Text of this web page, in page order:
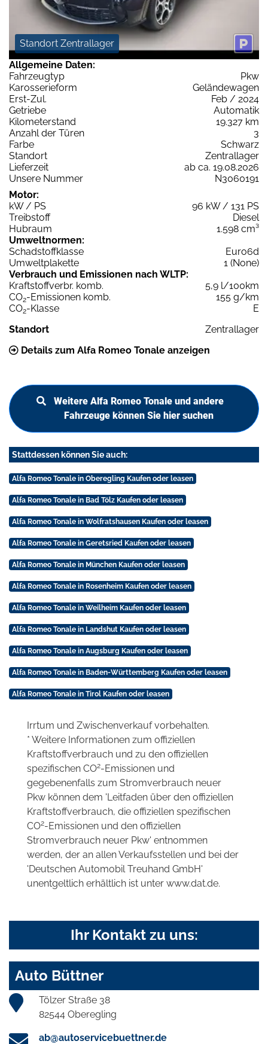
Standort Zentrallager
Allgemeine Daten:
Fahrzeugtyp
Pkw
Karosserieform
Geländewagen
Erst-Zul.
Feb / 2024
Getriebe
Automatik
Kilometerstand
19.327 km
Anzahl der Türen
3
Farbe
Schwarz
Standort
Zentrallager
Lieferzeit
ab ca. 19.08.2026
Unsere Nummer
N3060191
Motor:
kW / PS
96 kW / 131 PS
Treibstoff
Diesel
Hubraum
1.598 cm³
Umweltnormen:
Schadstoffklasse
Euro6d
Umweltplakette
1 (None)
Verbrauch und Emissionen nach WLTP:
Kraftstoffverbr. komb.
5,9 l/100km
CO2-Emissionen komb.
155 g/km
CO2-Klasse
E
Standort
Zentrallager
Details zum Alfa Romeo Tonale anzeigen
Weitere Alfa Romeo Tonale und andere
Fahrzeuge können Sie hier suchen
Stattdessen können Sie auch:
Alfa Romeo Tonale in Oberegling Kaufen oder leasen
Alfa Romeo Tonale in Bad Tölz Kaufen oder leasen
Alfa Romeo Tonale in Wolfratshausen Kaufen oder leasen
Alfa Romeo Tonale in Geretsried Kaufen oder leasen
Alfa Romeo Tonale in München Kaufen oder leasen
Alfa Romeo Tonale in Rosenheim Kaufen oder leasen
Alfa Romeo Tonale in Weilheim Kaufen oder leasen
Alfa Romeo Tonale in Landshut Kaufen oder leasen
Alfa Romeo Tonale in Augsburg Kaufen oder leasen
Alfa Romeo Tonale in Baden-Württemberg Kaufen oder leasen
Alfa Romeo Tonale in Tirol Kaufen oder leasen
Irrtum und Zwischenverkauf vorbehalten.
* Weitere Informationen zum offiziellen
Kraftstoffverbrauch und zu den offiziellen
spezifischen CO2-Emissionen und
gegebenenfalls zum Stromverbrauch neuer
Pkw können dem 'Leitfaden über den offiziellen
Kraftstoffverbrauch, die offiziellen spezifischen
CO2-Emissionen und den offiziellen
Stromverbrauch neuer Pkw' entnommen
werden, der an allen Verkaufsstellen und bei der
'Deutschen Automobil Treuhand GmbH'
unentgeltlich erhältlich ist unter www.dat.de.
Ihr Kontakt zu uns:
Auto Büttner
Tölzer Straße 38
82544 Oberegling
ab@autoservicebuettner.de